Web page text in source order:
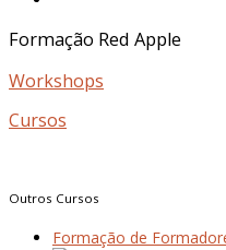
Formação Red Apple
Workshops
Cursos
Outros Cursos
Formação de